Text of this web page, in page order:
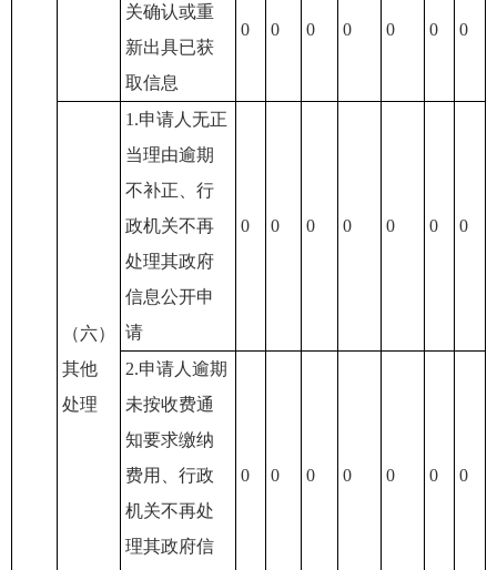
关确认或重
新出具已获
取信息
0 0 0 0 0 0 0
（六）
其他
处理
1.申请人无正
当理由逾期
不补正、行
政机关不再
处理其政府
信息公开申
请
0 0 0 0 0 0 0
2.申请人逾期
未按收费通
知要求缴纳
费用、行政
机关不再处
理其政府信
0 0 0 0 0 0 0